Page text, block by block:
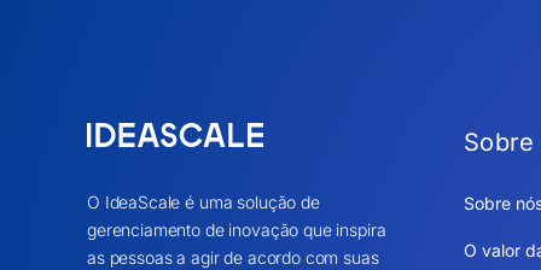
O IdeaScale é uma solução de
gerenciamento de inovação que inspira
as pessoas a agir de acordo com suas
Sobre
Sobre
O valor